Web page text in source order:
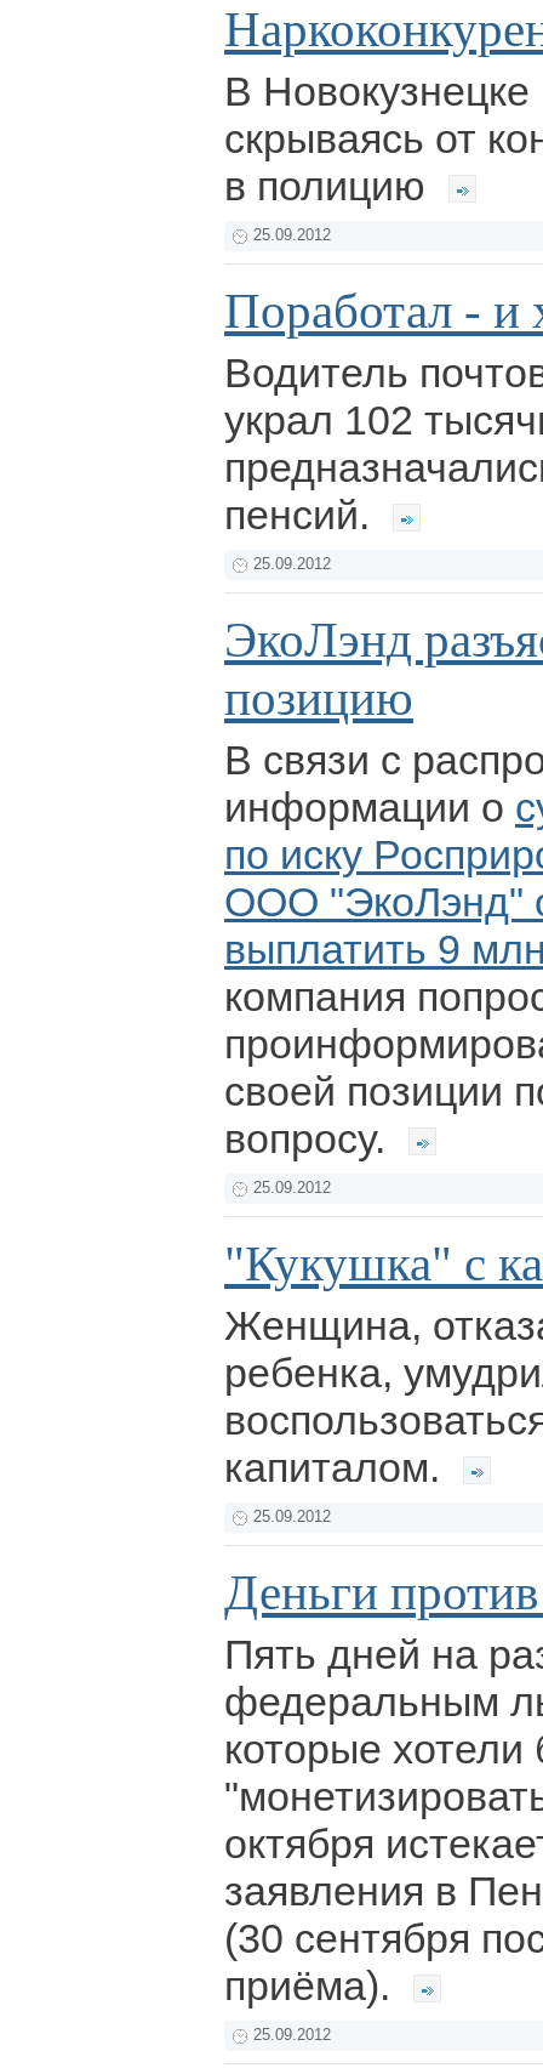
В Новокузнецке
скрываясь от
в полицию
25.09.2012
Поработал - и
Водитель
украл 102
пенсий.
25.09.2012
ЭкоЛэнд
позицию
В связи с
информации о
по иску
ООО "ЭкоЛэнд"
выплатить 9
компания
своей позиции
вопросу.
25.09.2012
"Кукушка" с
Женщина,
ребенка,
капиталом.
25.09.2012
Деньги против
Пять дней на
федеральным
которые хотели
октября
заявления в
(30 сентября
приёма).
25.09.2012